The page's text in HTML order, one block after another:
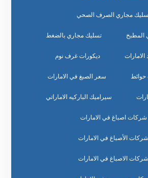
مجاري الصرف الصحي
المطبخ تسليك مجاري بالضغط
ديكورات غرف نوم
حوائط سعر الصبغ في الامارات
سيراميك الباركيه الاماراتي
شركات اصباغ في الامارات
شركات الأصباغ في الامارات
شركات الاصباغ في الامارات